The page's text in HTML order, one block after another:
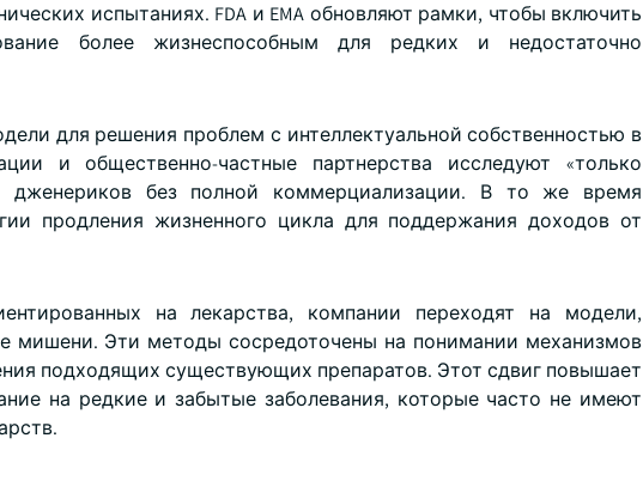
испытаниях. FDA и EMA обновляют рамки, чтобы включить
более жизнеспособным для редких и недостаточно
для решения проблем с интеллектуальной собственностью в
и общественно-частные партнерства исследуют «только
дженериков без полной коммерциализации. В то же время
продления жизненного цикла для поддержания доходов от
на лекарства, компании переходят на модели,
мишени. Эти методы сосредоточены на понимании механизмов
подходящих существующих препаратов. Этот сдвиг повышает
на редкие и забытые заболевания, которые часто не имеют